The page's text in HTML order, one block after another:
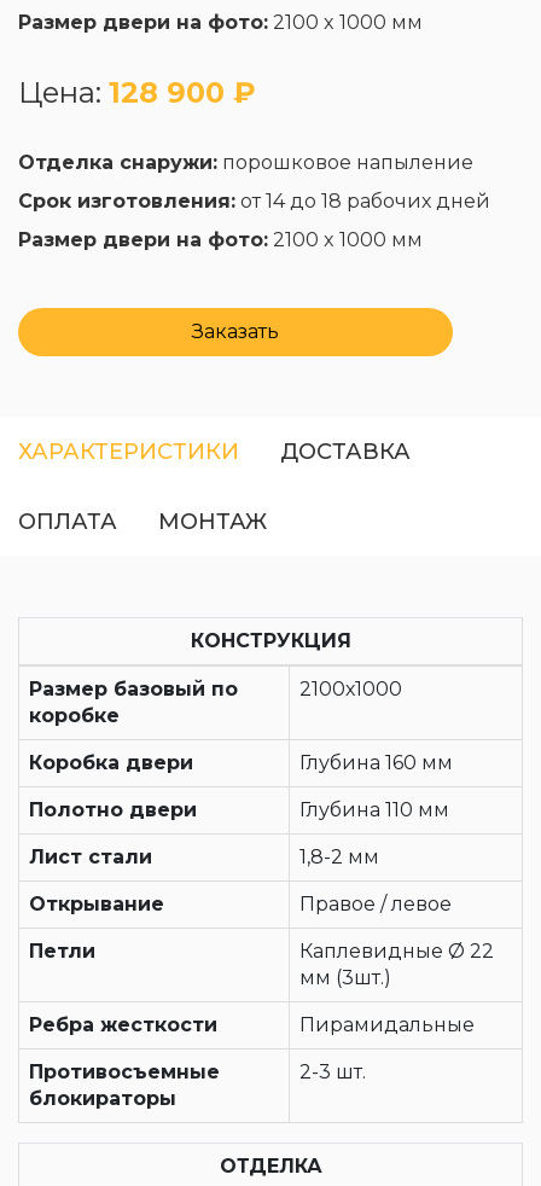
Размер двери на фото: 2100 x 1000 мм
Цена: 128 900 ₽
Отделка снаружи: порошковое напыление
Срок изготовления: от 14 до 18 рабочих дней
Размер двери на фото: 2100 x 1000 мм
Заказать
ХАРАКТЕРИСТИКИ ДОСТАВКА
ОПЛАТА МОНТАЖ
КОНСТРУКЦИЯ
Размер базовый по
коробке
2100х1000
Коробка двери Глубина 160 мм
Полотно двери Глубина 110 мм
Лист стали 1,8-2 мм
Открывание Правое / левое
Петли
Каплевидные Ø 22
мм (3шт.)
Ребра жесткости Пирамидальные
Противосъемные
блокираторы
2-3 шт.
ОТДЕЛКА